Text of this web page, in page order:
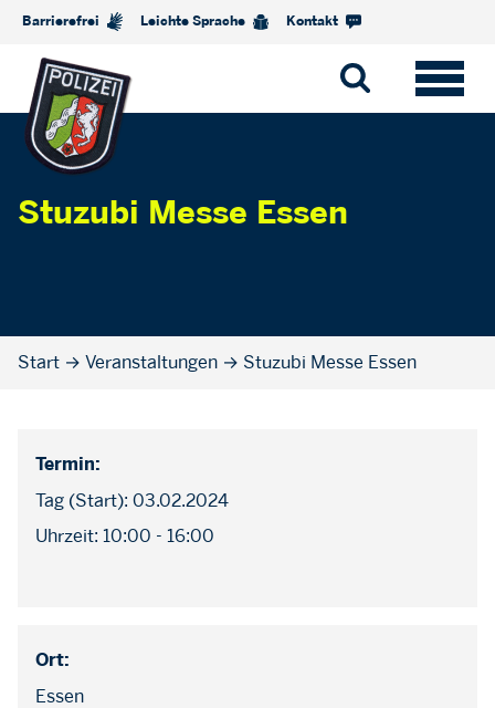
Barrierefrei Leichte Sprache Kontakt
Stuzubi Messe Essen
Start → Veranstaltungen → Stuzubi Messe Essen
Termin:
Tag (Start): 03.02.2024
Uhrzeit: 10:00 - 16:00
Ort:
Essen